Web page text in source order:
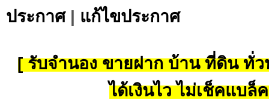
ประกาศ| แก้ไขประกาศ
[ รับจำนอง ขายฝาก บ้าน ที่ดิน ทั่ว
ได้เงินไว ไม่เช็คแบล็